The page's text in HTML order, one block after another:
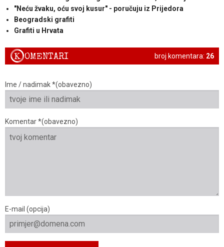
"Neću žvaku, oću svoj kusur" - poručuju iz Prijedora
Beogradski grafiti
Grafiti u Hrvata
broj komentara: 26
KOMENTARI
Ime / nadimak *(obavezno)
Komentar *(obavezno)
E-mail (opcija)